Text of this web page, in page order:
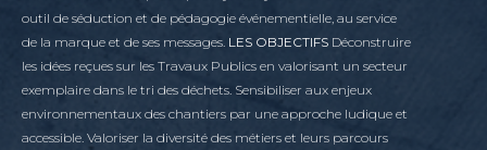
outil de séduction et de pédagogie événementielle, au service
de la marque et de ses messages. LES OBJECTIFS Déconstruire
les idées reçues sur les Travaux Publics en valorisant un secteur
exemplaire dans le tri des déchets. Sensibiliser aux enjeux
environnementaux des chantiers par une approche ludique et
accessible. Valoriser la diversité des métiers et leurs parcours